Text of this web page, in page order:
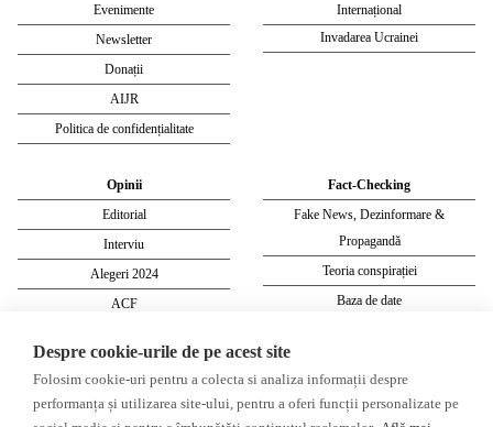
Evenimente
Newsletter
Donații
AIJR
Politica de confidențialitate
Internațional
Invadarea Ucrainei
Opinii
Editorial
Interviu
Alegeri 2024
ACF
Alte subiecte
Fact-Checking
Fake News, Dezinformare &
Propagandă
Teoria conspirației
Baza de date
Monitor media Multimedia
Despre cookie-urile de pe acest site
Folosim cookie-uri pentru a colecta si analiza informații despre
performanța și utilizarea site-ului, pentru a oferi funcții personalizate pe